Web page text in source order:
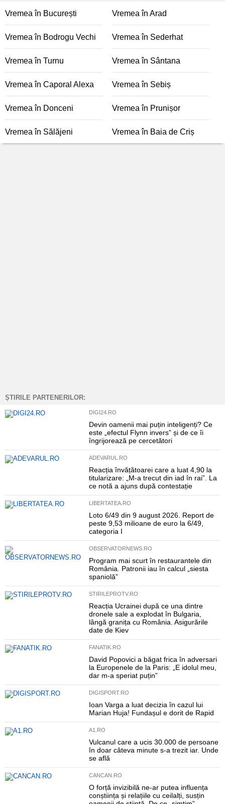
Vremea în București Vremea în Arad
Vremea în Bodrogu Vechi Vremea în Sederhat
Vremea în Turnu Vremea în Sântana
Vremea în Caporal Alexa Vremea în Sebiș
Vremea în Donceni Vremea în Prunișor
Vremea în Sălăjeni Vremea în Baia de Criș
ȘTIRILE PARTENERILOR:
DIGI24.RO
Devin oamenii mai puțin inteligenți? Ce
este „efectul Flynn invers” și de ce îi
îngrijorează pe cercetători
ADEVARUL.RO
Reacția învățătoarei care a luat 4,90 la
titularizare: „M-a trecut din iad în rai”. La
ce notă a ajuns după contestație
LIBERTATEA.RO
Loto 6/49 din 9 august 2026. Report de
peste 9,53 milioane de euro la 6/49,
categoria I
OBSERVATORNEWS.RO
Program mai scurt în restaurantele din
România. Patronii iau în calcul „siesta
spaniolă”
STIRILEPROTV.RO
Reacția Ucrainei după ce una dintre
dronele sale a explodat în Bulgaria,
lângă granița cu România. Asigurările
date de Kiev
FANATIK.RO
David Popovici a băgat frica în adversari
la Europenele de la Paris: „E idolul meu,
dar m-a speriat puțin”
DIGISPORT.RO
Ioan Varga a luat decizia în cazul lui
Marian Huja! Fundașul e dorit de Rapid
A1.RO
Vulcanul care a ucis 30.000 de persoane
în doar câteva minute s-a trezit iar. Unde
se află
CANCAN.RO
O forță invizibilă ne-ar putea influența
conștiința și relațiile cu ceilalți, susțin